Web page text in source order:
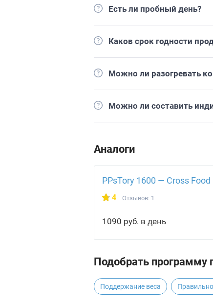
Есть ли пробный день?
Каков срок годности
Можно ли разогревать
Можно ли составить
Аналоги
PPsTory 1600 — Cross Food
4 Отзывов: 1
1090 руб. в день
Подобрать программу
Поддержание веса